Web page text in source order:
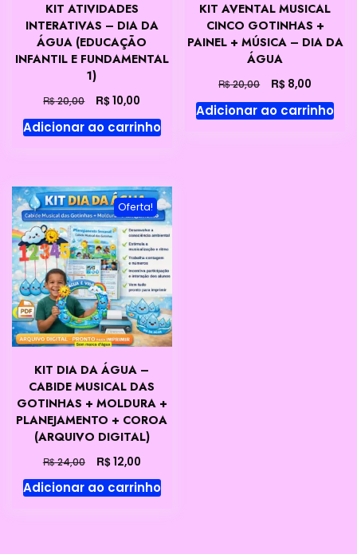
KIT ATIVIDADES
INTERATIVAS – DIA DA
ÁGUA (EDUCAÇÃO
INFANTIL E FUNDAMENTAL
1)
R$20,00
preço
original
R$10,00
preço
atual
Adicionar ao carrinho
KIT AVENTAL MUSICAL
CINCO GOTINHAS +
PAINEL + MÚSICA – DIA DA
ÁGUA
R$20,00
preço
original
R$ 8,00
preço
atual
Adicionar ao carrinho
Oferta!
KIT DIA DA ÁGUA –
CABIDE MUSICAL DAS
GOTINHAS + MOLDURA +
PLANEJAMENTO + COROA
(ARQUIVO DIGITAL)
R$24,00
preço
original
R$12,00O
preço
atual
Adicionar ao carrinho